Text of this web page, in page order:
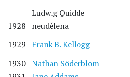
Ludwig Quidde
1928
neudělena
1929
Frank B. Kellogg
1930 Nathan Söderblom